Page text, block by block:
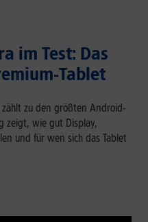
im Test: Das
Tablet
zählt zu den größten Android-
zeigt, wie gut Display,
und für wen sich das Tablet